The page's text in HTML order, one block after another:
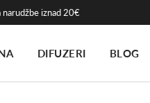
narudžbe iznad 20€
DIFUZERI BLOG